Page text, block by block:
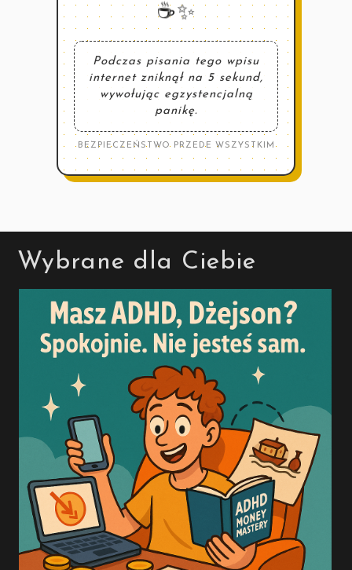
☕️✨
Podczas pisania tego wpisu
internet zniknął na 5 sekund,
wywołując egzystencjalną
panikę.
BEZPIECZEŃSTWO PRZEDE WSZYSTKIM
Wybrane dla Ciebie